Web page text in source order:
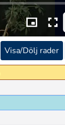
Visa/Dölj rader